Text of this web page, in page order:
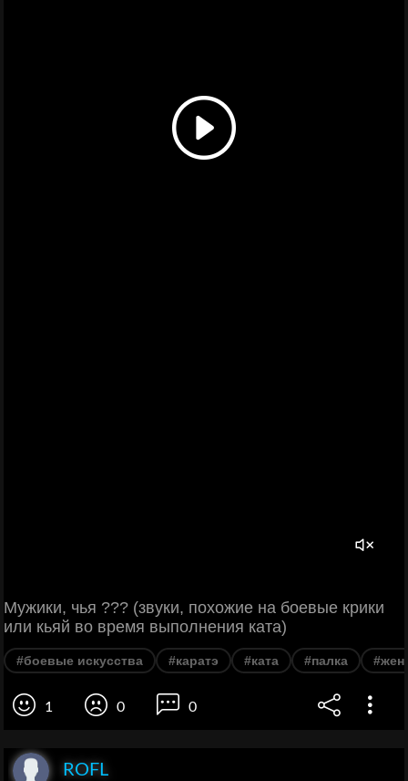
Мужики, чья ??? (звуки, похожие на боевые крики
или кьяй во время выполнения ката)
#боевые искусства #каратэ #ката #палка
1 0 0
ROFL